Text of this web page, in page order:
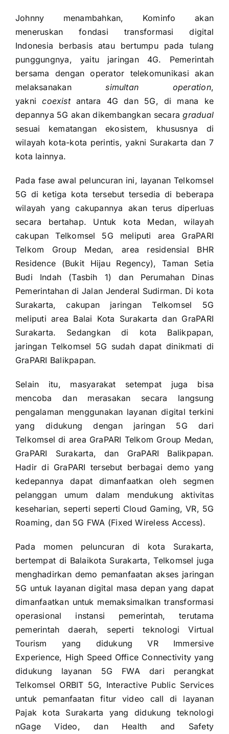
Johnny menambahkan, Kominfo akan
meneruskan fondasi transformasi digital
Indonesia berbasis atau bertumpu pada tulang
punggungnya, yaitu jaringan 4G. Pemerintah
bersama dengan operator telekomunikasi akan
melaksanakansimultan operation,
yaknicoexistantara 4G dan 5G, di mana ke
depannya 5G akan dikembangkan secaragradual
sesuai kematangan ekosistem, khususnya di
wilayah kota-kota perintis, yakni Surakarta dan 7
kota lainnya.
Pada fase awal peluncuran ini, layanan Telkomsel
5G di ketiga kota tersebut tersedia di beberapa
wilayah yang cakupannya akan terus diperluas
secara bertahap. Untuk kota Medan, wilayah
cakupan Telkomsel 5G meliputi area GraPARI
Telkom Group Medan, area residensial BHR
Residence (Bukit Hijau Regency), Taman Setia
Budi Indah (Tasbih 1) dan Perumahan Dinas
Pemerintahan di Jalan Jenderal Sudirman. Di kota
Surakarta, cakupan jaringan Telkomsel 5G
meliputi area Balai Kota Surakarta dan GraPARI
Surakarta. Sedangkan di kota Balikpapan,
jaringan Telkomsel 5G sudah dapat dinikmati di
GraPARI Balikpapan.
Selain itu, masyarakat setempat juga bisa
mencoba dan merasakan secara langsung
pengalaman menggunakan layanan digital terkini
yang didukung dengan jaringan 5G dari
Telkomsel di area GraPARI Telkom Group Medan,
GraPARI Surakarta, dan GraPARI Balikpapan.
Hadir di GraPARI tersebut berbagai demo yang
kedepannya dapat dimanfaatkan oleh segmen
pelanggan umum dalam mendukung aktivitas
keseharian, seperti seperti Cloud Gaming, VR, 5G
Roaming, dan 5G FWA (Fixed Wireless Access).
Pada momen peluncuran di kota Surakarta,
bertempat di Balaikota Surakarta, Telkomsel juga
menghadirkan demo pemanfaatan akses jaringan
5G untuk layanan digital masa depan yang dapat
dimanfaatkan untuk memaksimalkan transformasi
operasional instansi pemerintah, terutama
pemerintah daerah, seperti teknologi Virtual
Tourism yang didukung VR Immersive
Experience, High Speed Office Connectivity yang
didukung layanan 5G FWA dari perangkat
Telkomsel ORBIT 5G, Interactive Public Services
untuk pemanfaatan fitur video call di layanan
Pajak kota Surakarta yang didukung teknologi
nGage Video, dan Health and Safety